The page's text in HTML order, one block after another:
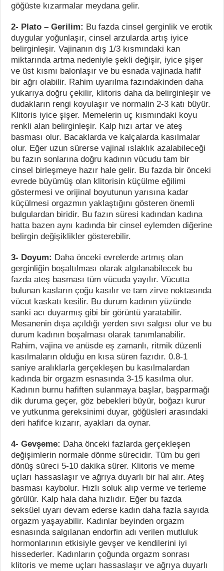
göğüste kızarmalar meydana gelir.
2- Plato – Gerilim: Bu fazda cinsel gerginlik ve erotik
duygular yoğunlaşır, cinsel arzularda artış iyice
belirginleşir. Vajinanın dış 1/3 kısmındaki kan
miktarında artma nedeniyle şekli değişir, iyice şişer
ve üst kısmı balonlaşır ve bu esnada vajinada hafif
bir ağrı olabilir. Rahim uyarılma fazındakinden daha
yukarıya doğru çekilir, klitoris daha da belirginleşir ve
dudakların rengi koyulaşır ve normalin 2-3 katı büyür.
Klitoris iyice şişer. Memelerin uç kısmındaki koyu
renkli alan belirginleşir. Kalp hızı artar ve ateş
basması olur. Bacaklarda ve kalçalarda kasılmalar
olur. Eğer uzun sürerse vajinal ıslaklık azalabileceği
bu fazın sonlarına doğru kadının vücudu tam bir
cinsel birleşmeye hazır hale gelir. Bu fazda bir önceki
evrede büyümüş olan klitorisin küçülme eğilimi
göstermesi ve orijinal boyutunun yarısına kadar
küçülmesi orgazmın yaklaştığını gösteren önemli
bulgulardan biridir. Bu fazın süresi kadından kadına
hatta bazen aynı kadında bir cinsel eylemden diğerine
belirgin değişiklikler gösterebilir.
3- Doyum: Daha önceki evrelerde artmış olan
gerginliğin boşaltılması olarak algılanabilecek bu
fazda ateş basması tüm vücuda yayılır. Vücutta
bulunan kasların çoğu kasılır ve tam zirve noktasında
vücut kaskatı kesilir. Bu durum kadının yüzünde
sanki acı duyarmış gibi bir görüntü yaratabilir.
Mesanenin dışa açıldığı yerden sıvı salgısı olur ve bu
durum kadının boşalması olarak tanımlanabilir.
Rahim, vajina ve anüsde eş zamanlı, ritmik düzenli
kasılmaların olduğu en kısa süren fazıdır. 0.8-1
saniye aralıklarla gerçekleşen bu kasılmalardan
kadında bir orgazm esnasında 3-15 kasılma olur.
Kadının burnu hafiften sulanmaya başlar, başparmağı
dik duruma geçer, göz bebekleri büyür, boğazı kurur
ve yutkunma gereksinimi duyar, göğüsleri arasındaki
deri hafifce kızarır, ayakları da oynar.
4- Gevşeme: Daha önceki fazlarda gerçekleşen
değişimlerin normale dönme sürecidir. Tüm bu geri
dönüş süreci 5-10 dakika sürer. Klitoris ve meme
uçları hassaslaşır ve ağrıya duyarlı bir hal alır. Ateş
basması kaybolur. Hızlı soluk alıp verme ve terleme
görülür. Kalp hala daha hızlıdır. Eğer bu fazda
seksüel uyarı devam ederse kadın daha fazla sayıda
orgazm yaşayabilir. Kadınlar beyinden orgazm
esnasında salgılanan endorfin adı verilen mutluluk
hormonlarının etkisiyle gevşer ve kendilerini iyi
hissederler. Kadınların çoğunda orgazm sonrası
klitoris ve meme uçları hassaslaşır ve ağrıya duyarlı